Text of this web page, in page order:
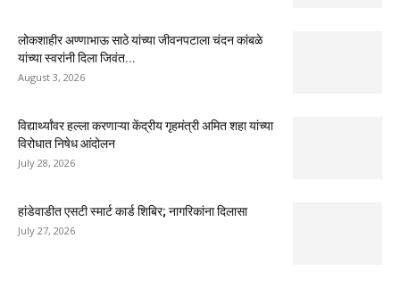
लोकशाहीर अण्णाभाऊ साठे यांच्या जीवनपटाला चंदन कांबळे
यांच्या स्वरांनी दिला जिवंत...
August 3, 2026
विद्यार्थ्यांवर हल्ला करणाऱ्या केंद्रीय गृहमंत्री अमित शहा यांच्या
विरोधात निषेध आंदोलन
July 28, 2026
हांडेवाडीत एसटी स्मार्ट कार्ड शिबिर; नागरिकांना दिलासा
July 27, 2026